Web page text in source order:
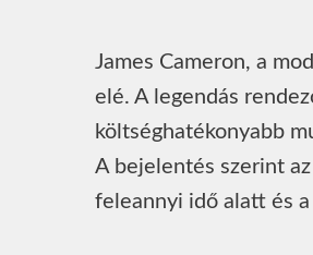
James Cameron, a
elé. A legendás
költséghatékonyabb
A bejelentés szerint az
feleannyi idő alatt és